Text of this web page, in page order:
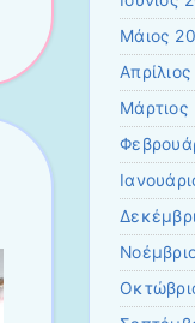
Μάιος
Μάρτιος